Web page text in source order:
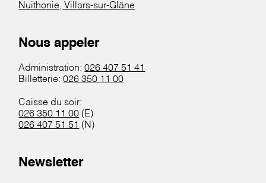
Nuithonie, Villars-sur-Glâne
Nous appeler
Administration:026 407 51 41
Billetterie:026 350 11 00
Caisse du soir:
026 350 11 00 (E)
026 407 51 51 (N)
Newsletter